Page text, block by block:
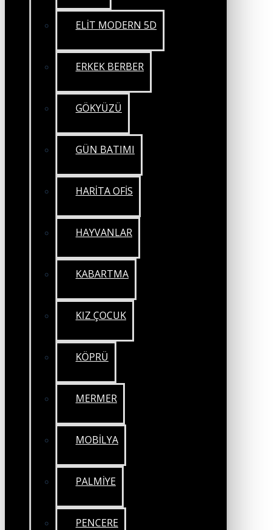
ELİT MODERN 5D
ERKEK BERBER
GÖKYÜZÜ
GÜN BATIMI
HARİTA OFİS
HAYVANLAR
KABARTMA
KIZ ÇOCUK
KÖPRÜ
MERMER
MOBİLYA
PALMİYE
PENCERE